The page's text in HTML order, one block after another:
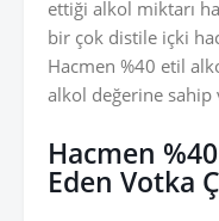
ettiği alkol miktarı
bir çok distile içki
Hacmen %40 etil
alkol değerine sahip
Hacmen
Eden Votka